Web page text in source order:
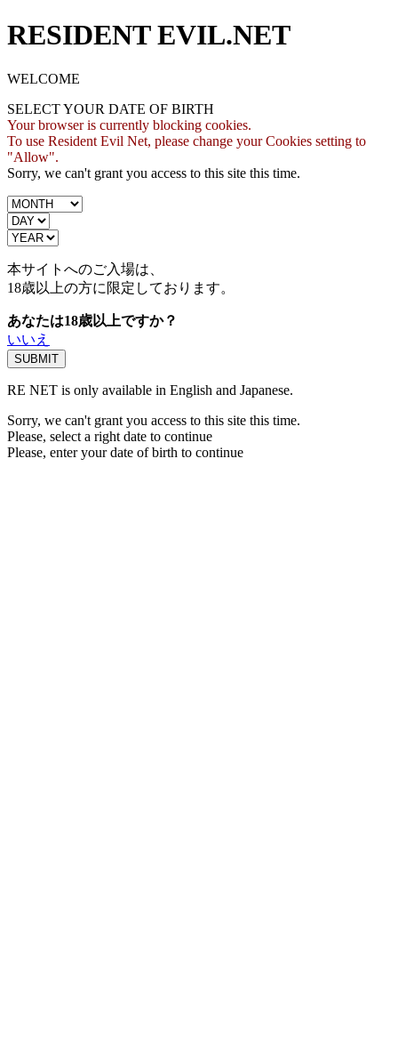
RESIDENT EVIL.NET
WELCOME
SELECT YOUR DATE OF BIRTH
Your browser is currently blocking cookies.
To use Resident Evil Net, please change your Cookies setting to
"Allow".
Sorry, we can't grant you access to this site this time.
本サイトへのご入場は、
18歳以上の方に限定しております。
あなたは18歳以上ですか？
いいえ
RE NET is only available in English and Japanese.
Sorry, we can't grant you access to this site this time.
Please, select a right date to continue
Please, enter your date of birth to continue